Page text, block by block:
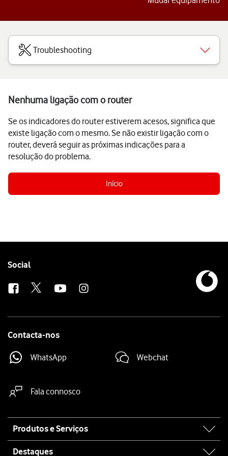
Troubleshooting
Nenhuma ligação com o router
Se os indicadores do router estiverem acesos, significa que
existe ligação com o mesmo. Se não existir ligação com o
router, deverá seguir as próximas indicações para a
resolução do problema.
Início
Follow
Social
Contacta-nos
WhatsApp Webchat
Fala connosco
map
Produtos e Serviços
Destaques